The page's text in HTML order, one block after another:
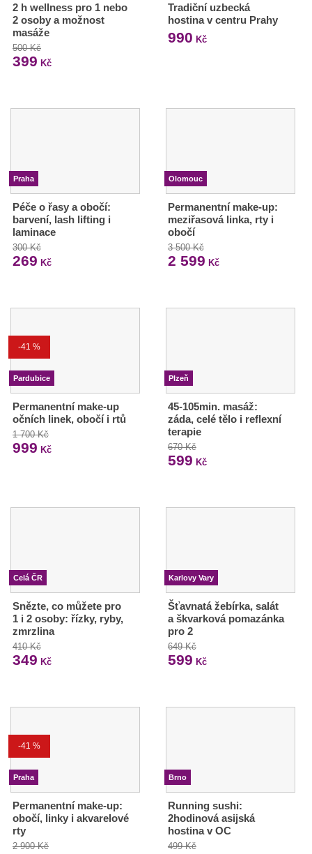
2 h wellness pro 1 nebo
2 osoby a možnost
masáže
500 Kč
399 Kč
Tradiční uzbecká
hostina v centru Prahy
990 Kč
Praha
Péče o řasy a obočí:
barvení, lash lifting i
laminace
300 Kč
269 Kč
Olomouc
Permanentní make-up:
meziřasová linka, rty i
obočí
3 500 Kč
2 599 Kč
-41 %
Pardubice
Permanentní make-up
očních linek, obočí i rtů
1 700 Kč
999 Kč
Plzeň
45-105min. masáž:
záda, celé tělo i reflexní
terapie
670 Kč
599 Kč
Celá ČR
Snězte, co můžete pro
1 i 2 osoby: řízky, ryby,
zmrzlina
410 Kč
349 Kč
Karlovy Vary
Šťavnatá žebírka, salát
a škvarková pomazánka
pro 2
649 Kč
599 Kč
-41 %
Praha
Permanentní make-up:
obočí, linky i akvarelové
rty
2 900 Kč
Brno
Running sushi:
2hodinová asijská
hostina v OC
499 Kč